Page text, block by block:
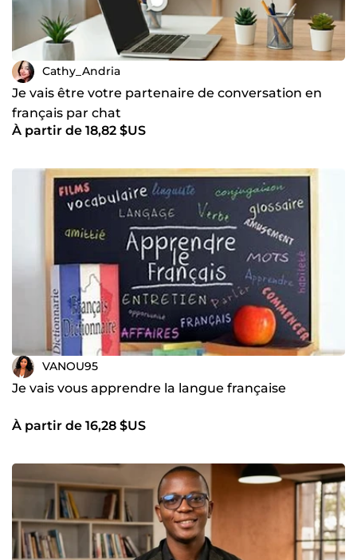
Cathy_Andria
Je vais être votre partenaire de conversation en
français par chat
À partir de 18,82 $US
VANOU95
Je vais vous apprendre la langue française
À partir de 16,28 $US